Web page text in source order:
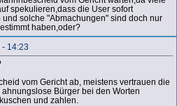
spekulieren,dass die User sofort
solche "Abmachungen" sind doch nur
haben,oder?
14:23
vom Gericht ab, meistens vertrauen die
Bürger bei den Worten
und zahlen.